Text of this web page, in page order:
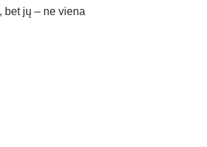
bet jų – ne viena